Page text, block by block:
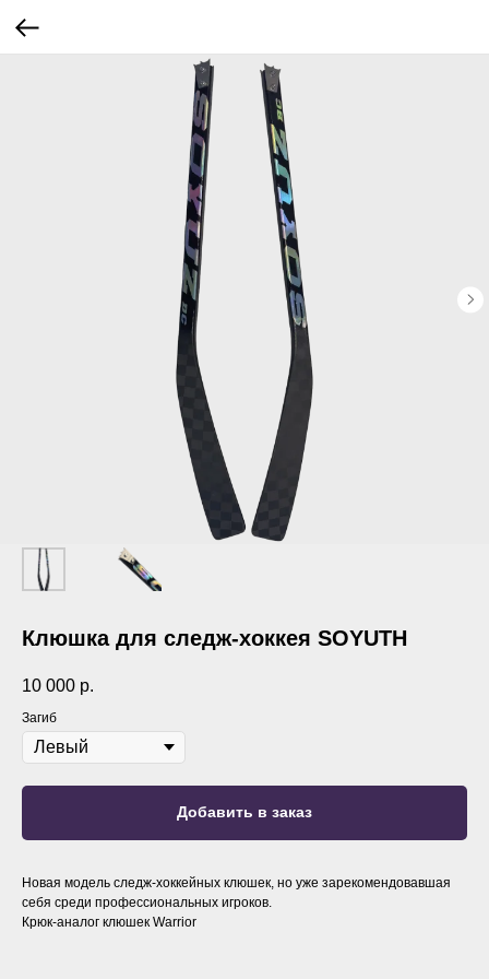
Клюшка для следж-хоккея SOYUTH
10 000 р.
Загиб
Добавить в заказ
Новая модель следж-хоккейных клюшек, но уже зарекомендовавшая
себя среди профессиональных игроков.
Крюк-аналог клюшек Warrior